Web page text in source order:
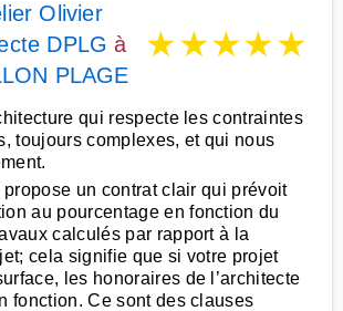
Olivier
DPLG à
PLAGE
★★★★★
qui respecte les contraintes
toujours complexes, et qui nous
propose un contrat clair qui prévoit
au pourcentage en fonction du
calculés par rapport à la
cela signifie que si votre projet
les honoraires de l’architecte
fonction. Ce sont des clauses